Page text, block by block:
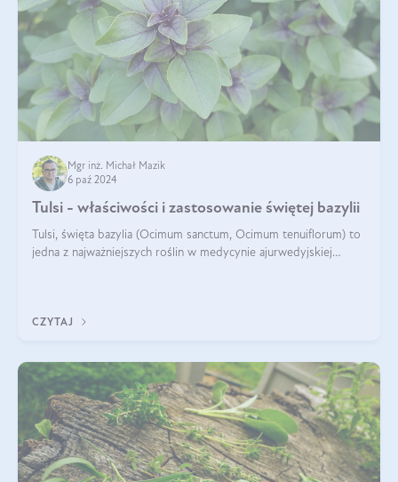
Mgr inż. Michał Mazik
6 paź 2024
Tulsi - właściwości i zastosowanie świętej bazylii
Tulsi, święta bazylia (Ocimum sanctum, Ocimum tenuiflorum) to
jedna z najważniejszych roślin w medycynie ajurwedyjskiej
CZYTAJ